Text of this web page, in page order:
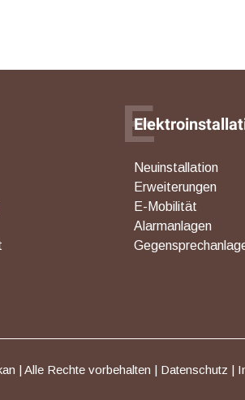
E
Neuinstallation
Erweiterungen
E-Mobilität
Alarmanlagen
| Alle Rechte vorbehalten | Datenschutz |